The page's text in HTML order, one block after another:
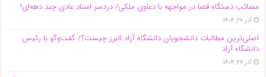
مصائب دستگاه قضا در مواجهه با دعاوی ملکی/ دردسر اسناد عادی چند‌ دهه‌ای!
آذر ۲۷, ۱۴۰۴
اصلی‌ترین مطالبات دانشجویان دانشگاه آزاد البرز چیست؟/ گفت‌وگو با رئیس
دانشگاه آز‌اد
آذر ۲۷, ۱۴۰۴